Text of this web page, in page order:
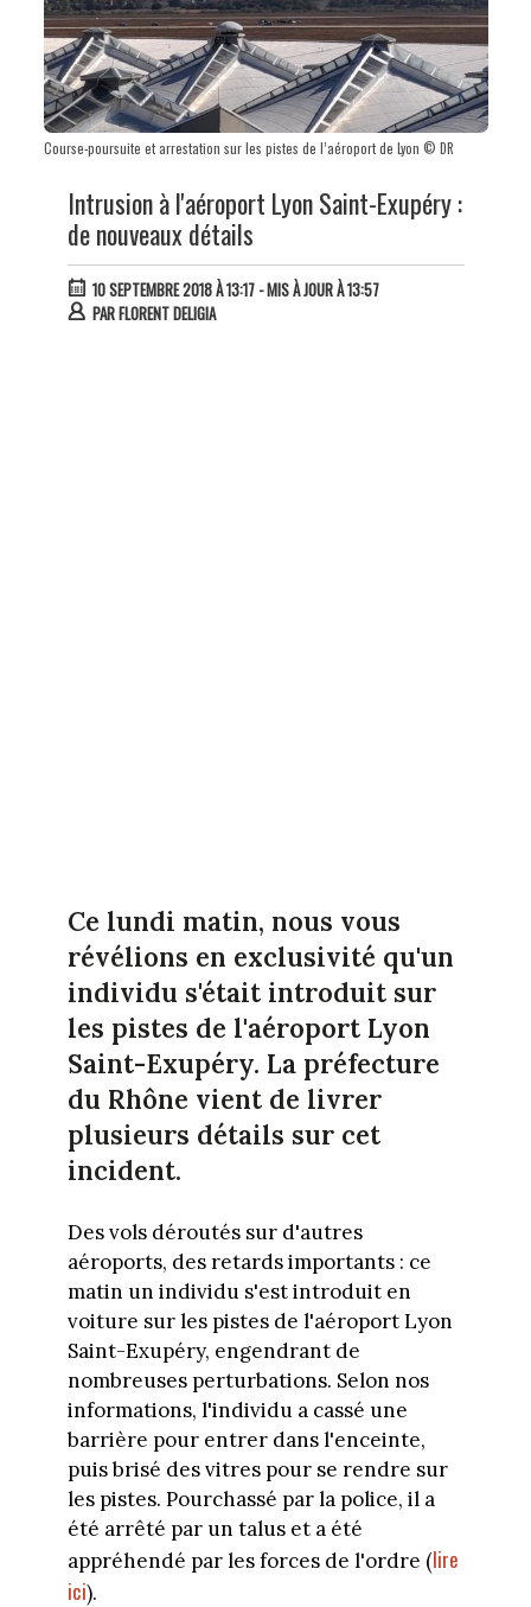
Course-poursuite et arrestation sur les pistes de l’aéroport de Lyon © DR
Intrusion à l'aéroport Lyon Saint-Exupéry :
de nouveaux détails
10 SEPTEMBRE 2018 À 13:17- MIS À JOUR À 13:57
PARFLORENT DELIGIA
Ce lundi matin, nous vous
révélions en exclusivité qu'un
individu s'était introduit sur
les pistes de l'aéroport Lyon
Saint-Exupéry. La préfecture
du Rhône vient de livrer
plusieurs détails sur cet
incident.
Des vols déroutés sur d'autres
aéroports, des retards importants : ce
matin un individu s'est introduit en
voiture sur les pistes de l'aéroport Lyon
Saint-Exupéry, engendrant de
nombreuses perturbations. Selon nos
informations, l'individu a cassé une
barrière pour entrer dans l'enceinte,
puis brisé des vitres pour se rendre sur
les pistes. Pourchassé par la police, il a
été arrêté par un talus et a été
appréhendé par les forces de l'ordre (lire
ici).